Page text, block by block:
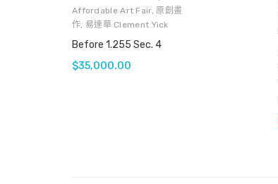
Affordable Art Fair,原創畫
作, 易達華 Clement Yick
Before 1.255 Sec. 4
$35,000.00